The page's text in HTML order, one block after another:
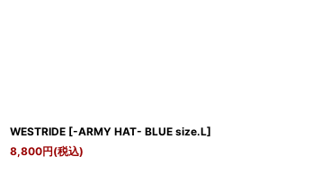
WESTRIDE [-ARMY HAT- BLUE size.L]
8,800円(税込)